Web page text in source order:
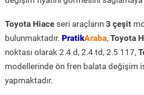
Toyota Hiace seri araçların 3 çeşit
bulunmaktadır. PratikAraba, Toyota
noktası olarak 2.4 d, 2.4 td, 2.5 117,
modellerinde ön fren balata değişim
yapmaktadır.